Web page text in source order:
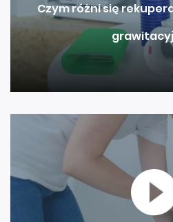
Czym różni się